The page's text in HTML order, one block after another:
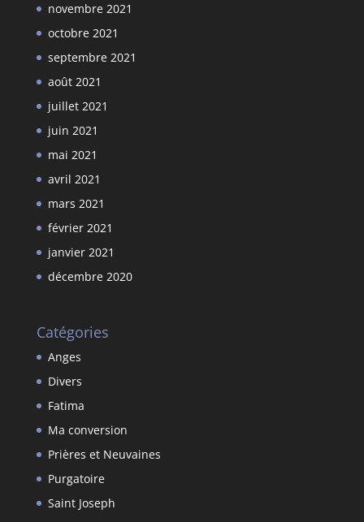
novembre 2021
octobre 2021
septembre 2021
août 2021
juillet 2021
juin 2021
mai 2021
avril 2021
mars 2021
février 2021
janvier 2021
décembre 2020
Catégories
Anges
Divers
Fatima
Ma conversion
Prières et Neuvaines
Purgatoire
Saint Joseph